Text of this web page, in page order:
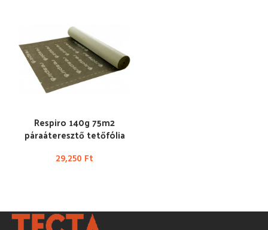
Respiro 140g 75m2
páraáteresztő tetőfólia
29,250 Ft